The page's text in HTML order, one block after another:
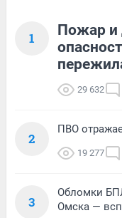
1
Пожар и
29 632
2
ПВО
19 277
3
Обломки
Омска —